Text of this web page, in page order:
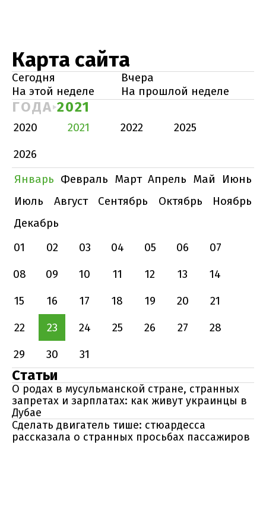
Карта сайта
Сегодня
Вчера
На этой неделе
На прошлой неделе
ГОДА 2021
2020 2021 2022
2025
2026
Январь Февраль Март Апрель Май
Июнь
Июль
Август Сентябрь Октябрь
Ноябрь
Декабрь
01
02 03 04 05 06
07
08
09 10 11 12 13
14
15
16 17 18 19 20
21
22
23 24 25 26 27
28
29
30 31
Статьи
О родах в мусульманской стране, странных
запретах и зарплатах: как живут украинцы в
Дубае
Сделать двигатель тише: стюардесса
рассказала о странных просьбах пассажиров